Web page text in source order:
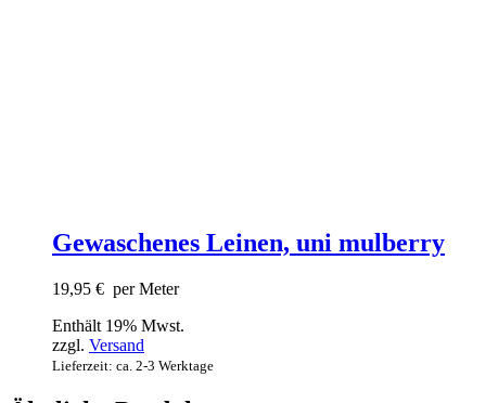
Gewaschenes Leinen, uni mulberry
19,95 € per Meter
Enthält 19% Mwst.
zzgl. Versand
Lieferzeit: ca. 2-3 Werktage